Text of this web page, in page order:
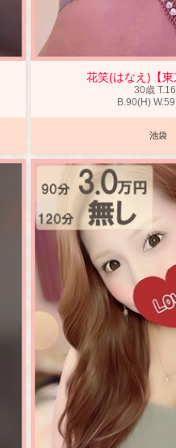
花笑(はなえ)【東
30歳T
B.90(H)W.59
池袋